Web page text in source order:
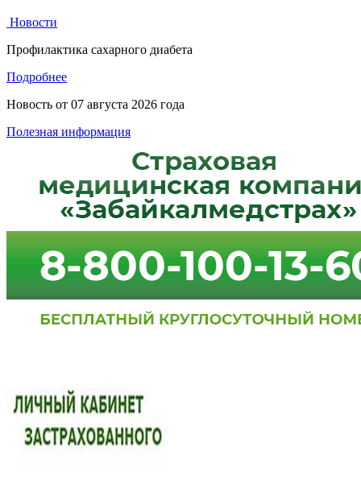
Новости
Профилактика сахарного диабета
Подробнее
Новость от 07 августа 2026 года
Полезная информация